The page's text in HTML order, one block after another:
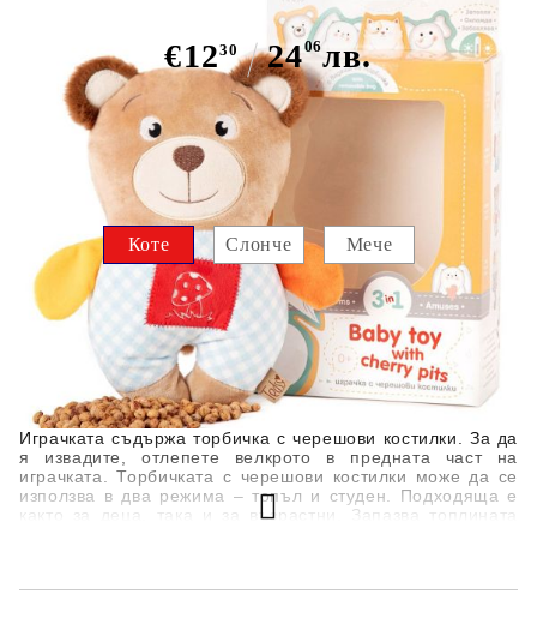
€1230 2406лв.
Има в наличност
Играчката съдържа торбичка с черешови костилки. За да
я извадите, отлепете велкрото в предната част на
играчката. Торбичката с черешови костилки може да се
използва в два режима – топъл и студен. Подходяща е
както за деца, така и за възрастни. Запазва топлината
спазми и колики при бебетата, болки в гърба,
Изберете вариант:
Коте Слонче Мече
Търси по марка: Амек Тойс